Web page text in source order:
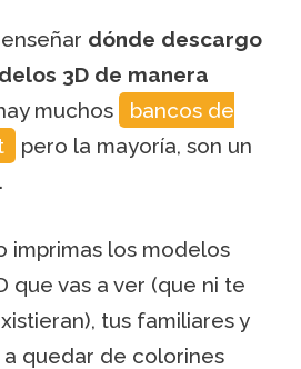
dónde descargo
3D de manera
muchos
bancos de
pero la mayoría, son un
imprimas los modelos
que vas a ver (que ni te
tus familiares y
quedar de colorines